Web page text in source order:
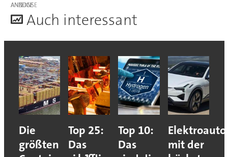
ANZEIGE
Auch interessant
Die
größten
Top 25:
Das
Top 10:
Das
mit der